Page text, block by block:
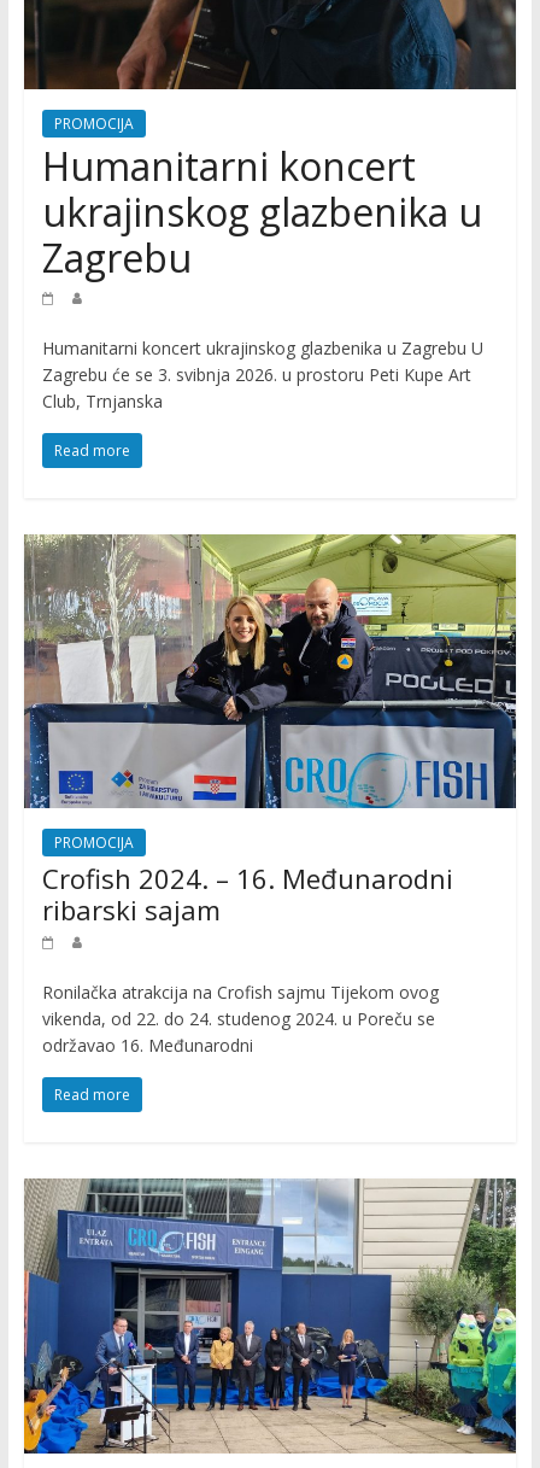
R
O
M
O
C
P
r
o
m
o
i
a
r
i
v
n
o
s
t
i
PROMOCIJA
Humanitarni koncert
ukrajinskog glazbenika u
Zagrebu
Humanitarni koncert ukrajinskog glazbenika u Zagrebu U
Zagrebu će se 3. svibnja 2026. u prostoru Peti Kupe Art
Club, Trnjanska
Read more
PROMOCIJA
Crofish 2024. – 16. Međunarodni
ribarski sajam
Ronilačka atrakcija na Crofish sajmu Tijekom ovog
vikenda, od 22. do 24. studenog 2024. u Poreču se
održavao 16. Međunarodni
Read more